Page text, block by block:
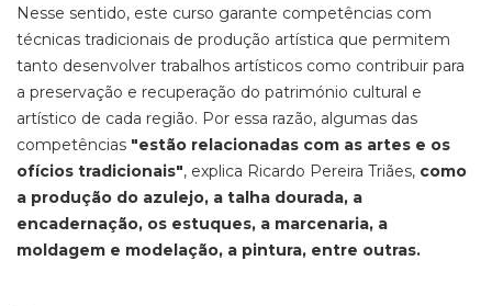
Nesse sentido, este curso garante competências com
técnicas tradicionais de produção artística que permitem
tanto desenvolver trabalhos artísticos como contribuir para
a preservação e recuperação do património cultural e
artístico de cada região. Por essa razão, algumas das
competências "estão relacionadas com as artes e os
ofícios tradicionais", explica Ricardo Pereira Triães, como
a produção do azulejo, a talha dourada, a
encadernação, os estuques, a marcenaria, a
moldagem e modelação, a pintura, entre outras.